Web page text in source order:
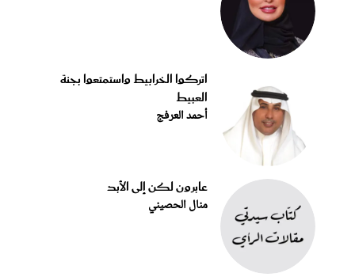
اتركوا الخرابيط واستمتعوا بجنة
العبيط
أحمد العرفج
عابرون لكن إلى الأبد
منال الحصيني